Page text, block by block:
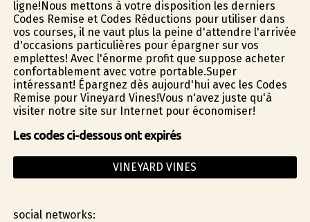
ligne!Nous mettons à votre disposition les derniers
Codes Remise et Codes Réductions pour utiliser dans
vos courses, il ne vaut plus la peine d'attendre l'arrivée
d'occasions particulières pour épargner sur vos
emplettes! Avec l'énorme profit que suppose acheter
confortablement avec votre portable.Super
intéressant! Épargnez dès aujourd'hui avec les Codes
Remise pour Vineyard Vines!Vous n'avez juste qu'à
visiter notre site sur Internet pour économiser!
Les codes ci-dessous ont expirés
VINEYARD VINES
social networks: